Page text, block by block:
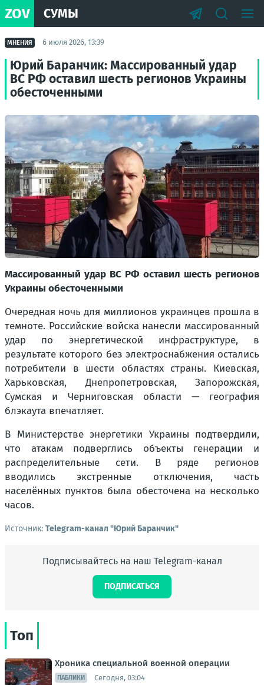
ZOV СУМЫ
МНЕНИЯ 6 июля 2026, 13:39
Юрий Баранчик: Массированный удар
ВС РФ оставил шесть регионов Украины
обесточенными
Массированный удар ВС РФ оставил шесть регионов
Украины обесточенными
Очередная ночь для миллионов украинцев прошла в
темноте. Российские войска нанесли массированный
удар по энергетической инфраструктуре, в
результате которого без электроснабжения остались
потребители в шести областях страны. Киевская,
Харьковская, Днепропетровская, Запорожская,
Сумская и Черниговская области — география
блэкаута впечатляет.
В Министерстве энергетики Украины подтвердили,
что атакам подверглись объекты генерации и
распределительные сети. В ряде регионов
вводились экстренные отключения, часть
населённых пунктов была обесточена на несколько
часов.
Источник: Telegram-канал "Юрий Баранчик"
Подписывайтесь на наш Telegram-канал
ПОДПИСАТЬСЯ
Топ
Хроника специальной военной операции
ПАБЛИКИ Сегодня, 03:04